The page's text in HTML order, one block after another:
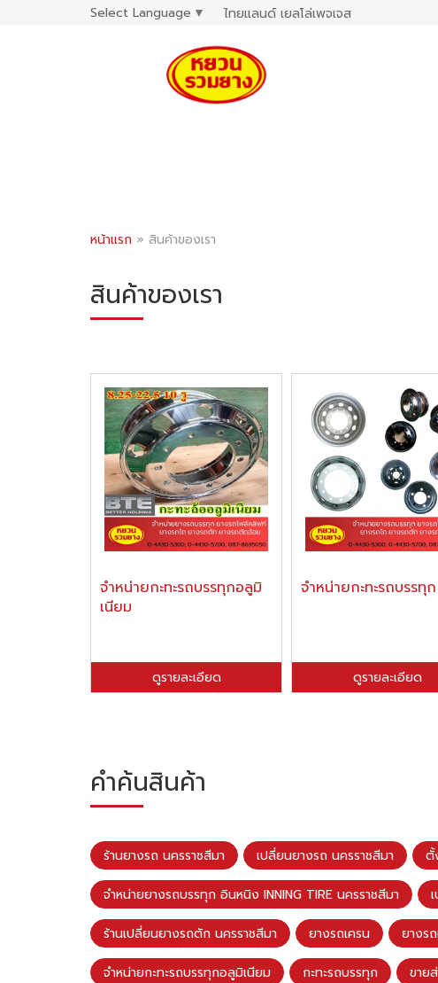
Select Language ▼ ไทยแลนด์ เยลโล่เพจเจส
หน้าแรก » สินค้าของเรา
สินค้าของเรา
จำหน่ายกะทะรถบรรทุกอลูมิ
เนียม
ดูรายละเอียด
จำหน่ายกะทะรถบรรทุก
ดูรายละเอียด
คำค้นสินค้า
ร้านยางรถ นครราชสีมา เปลี่ยนยางรถ นครราชสีมา ตั้
จำหน่ายยางรถบรรทุก อินหนิง INNING TIRE นครราชสีมา
ร้านเปลี่ยนยางรถตัก นครราชสีมา ยางรถเครน ยางร
จำหน่ายกะทะรถบรรทุกอลูมิเนียม กะทะรถบรรทุก ขาย